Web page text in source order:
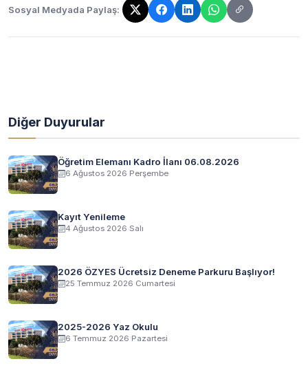
Sosyal Medyada Paylaş:
Bağlantı kopyalandı!
Diğer Duyurular
Öğretim Elemanı Kadro İlanı 06.08.2026
6 Ağustos 2026 Perşembe
Kayıt Yenileme
4 Ağustos 2026 Salı
2026 ÖZYES Ücretsiz Deneme Parkuru Başlıyor!
25 Temmuz 2026 Cumartesi
2025-2026 Yaz Okulu
6 Temmuz 2026 Pazartesi